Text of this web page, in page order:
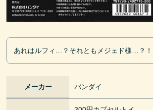
あれはルフィ…？それともメジェド様…？！
メーカー バンダイ